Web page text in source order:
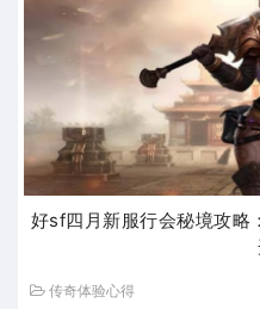
好sf四月新服行会秘境攻略
传奇体验心得